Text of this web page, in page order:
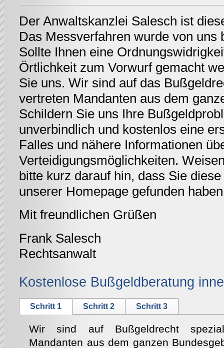
Der Anwaltskanzlei Salesch ist
Das Messverfahren wurde von uns
Sollte Ihnen eine
Örtlichkeit zum Vorwurf gemacht
Sie uns. Wir sind auf das
vertreten Mandanten aus dem
Schildern Sie uns Ihre
unverbindlich und kostenlos eine
Falles und nähere Informationen
Verteidigungsmöglichkeiten.
bitte kurz darauf hin, dass Sie
unserer Homepage gefunden
Mit freundlichen Grüßen
Frank Salesch
Rechtsanwalt
Kostenlose Bußgeldberatung
Schritt 1 Schritt 2 Schritt 3
Wir sind auf Bußgeldrecht
Mandanten aus dem ganzen